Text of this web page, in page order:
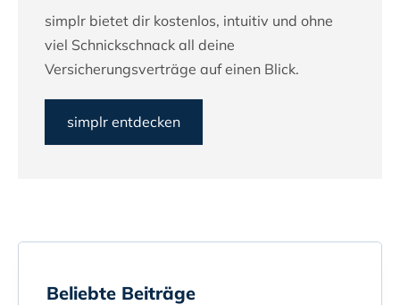
simplr bietet dir kostenlos, intuitiv und ohne
viel Schnickschnack all deine
Versicherungsverträge auf einen Blick.
simplr entdecken
Beliebte Beiträge